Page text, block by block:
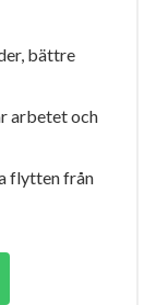
bättre
arbetet och
flytten från